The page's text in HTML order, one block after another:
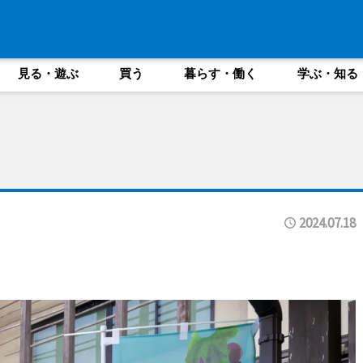
見る・遊ぶ 買う 暮らす・働く 学ぶ・知る
2024.07.18